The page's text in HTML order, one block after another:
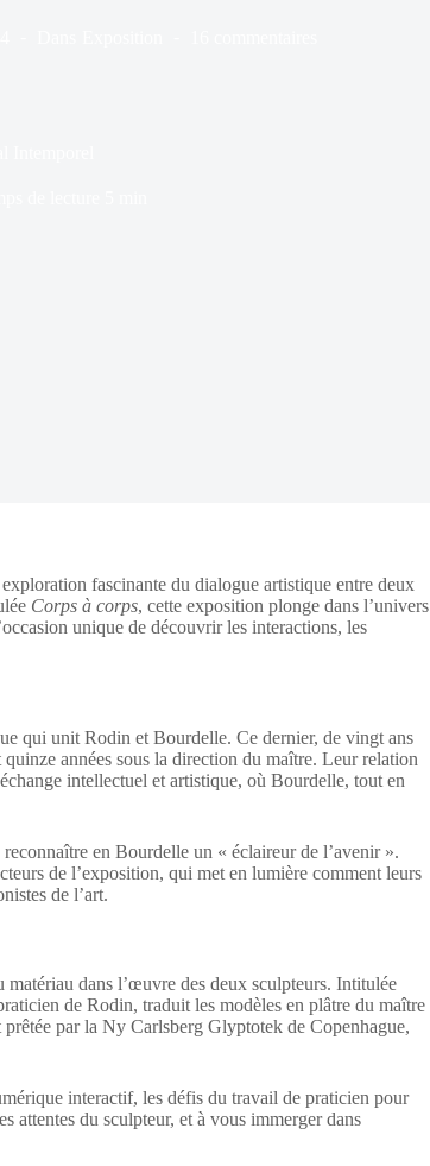
fascinante du dialogue artistique entre deux
Corps à corps, cette exposition plonge dans l’univers
unique de découvrir les interactions, les
qui unit Rodin et Bourdelle. Ce dernier, de vingt ans
années sous la direction du maître. Leur relation
intellectuel et artistique, où Bourdelle, tout en
en Bourdelle un « éclaireur de l’avenir ».
de l’exposition, qui met en lumière comment leurs
de l’art.
matériau dans l’œuvre des deux sculpteurs. Intitulée
de Rodin, traduit les modèles en plâtre du maître
par la Ny Carlsberg Glyptotek de Copenhague,
interactif, les défis du travail de praticien pour
attentes du sculpteur, et à vous immerger dans